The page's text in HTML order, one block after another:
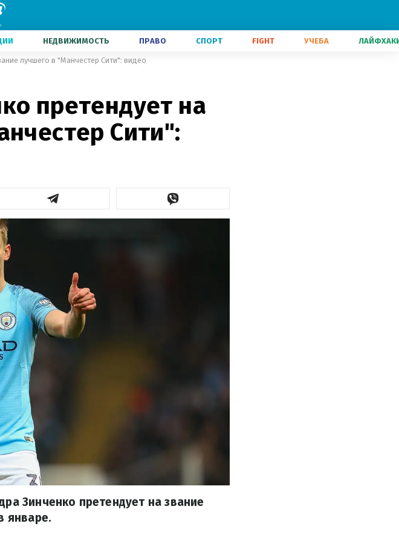
НЕДВИЖИМОСТЬ ПРАВО СПОРТ FIGHT УЧЕБА
лучшего в "Манчестер Сити": видео
претендует на
Сити":
Зинченко претендует на звание
январе.